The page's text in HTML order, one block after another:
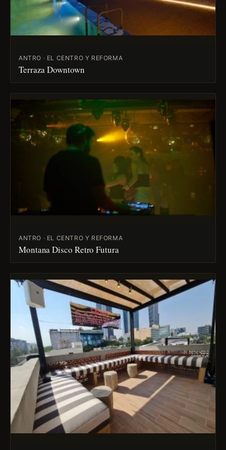
ANTRO · EL CENTRO Y REFORMA
Terraza Downtown
ANTRO · EL CENTRO Y REFORMA
Montana Disco Retro Futura